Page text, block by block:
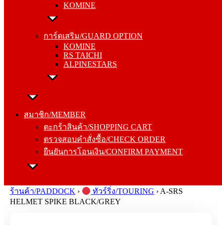
KOMINE
การ์ดเสริม/GUARD OPTION
KOMINE
RS TAICHI
ALPINESTARS
สมาชิก/MEMBER
ตะกร้าสินค้า/SHOPPING CART
ตรวจสอบคำสั่งซื้อ/CHECK ORDER
ยืนยันการโอนเงิน/CONFIRM PAYMENT
การ์ดเสริม/GUARD OPTION
RS TAICHI
ALPINESTARS
สมาชิก/MEMBER
ตรวจสอบคำสั่งซื้อ/CHECK ORDER
ยืนยันการโอนเงิน/CONFIRM PAYMENT
ร้านค้า/PADDOCK › ทัวร์ริ่ง/TOURING › A-SRS
HELMET SPIKE BLACK/GREY